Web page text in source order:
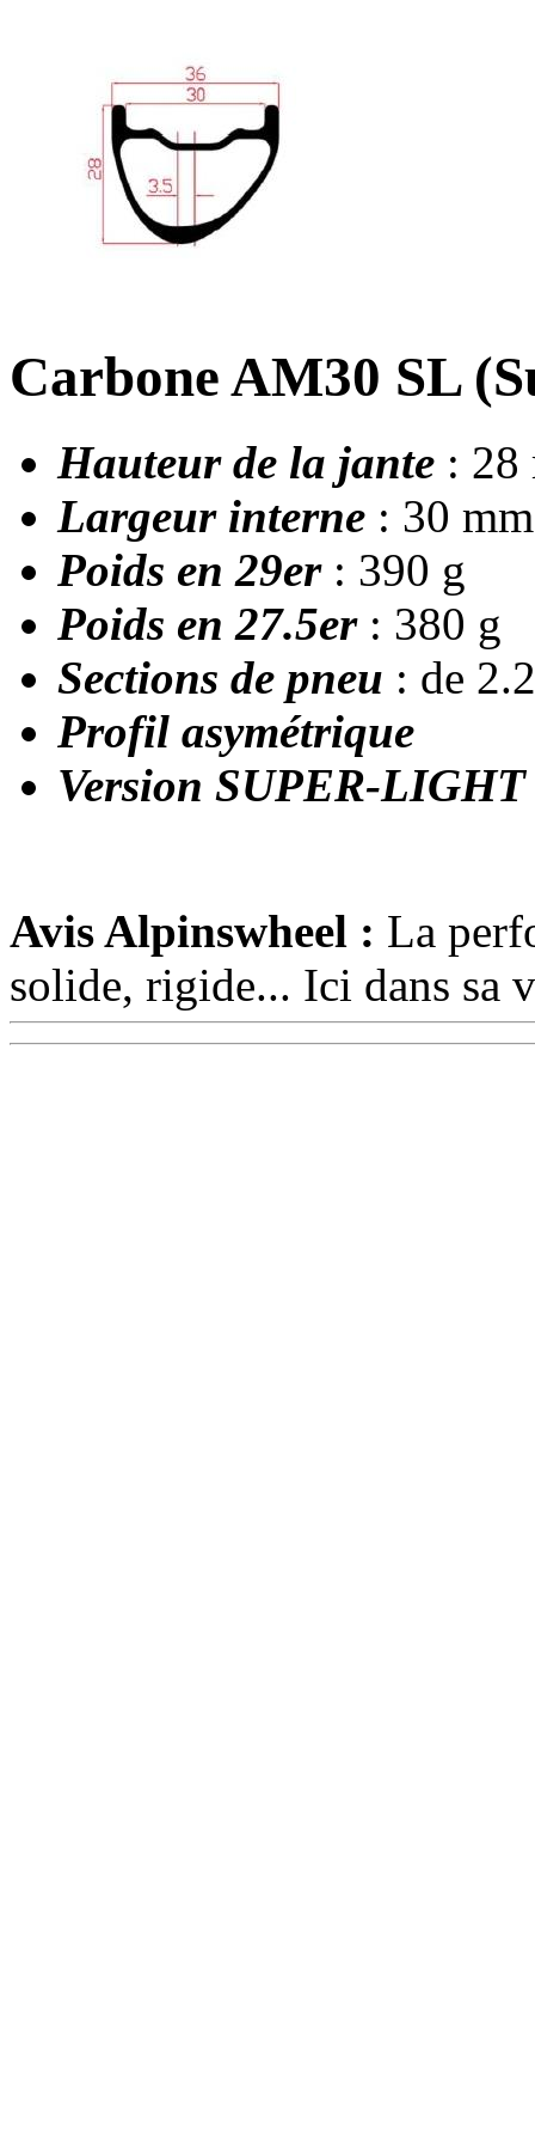
Carbone AM30 SL
Hauteur de la jante : 28
Largeur interne : 30 mm
Poids en 29er : 390 g
Poids en 27.5er: 380 g
Sections de pneu : de
Profil asymétrique
Version SUPER-
Avis Alpinswheel : La
solide, rigide... Ici dans sa